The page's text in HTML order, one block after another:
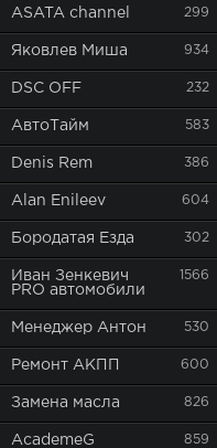
ASATA channel 299
Яковлев Миша 934
DSC OFF 232
АвтоТайм 583
Denis Rem 386
Alan Enileev 604
Бородатая Езда 302
Иван Зенкевич
PRO автомобили
1566
Менеджер Антон 530
Ремонт АКПП 600
Замена масла 826
AcademeG 859